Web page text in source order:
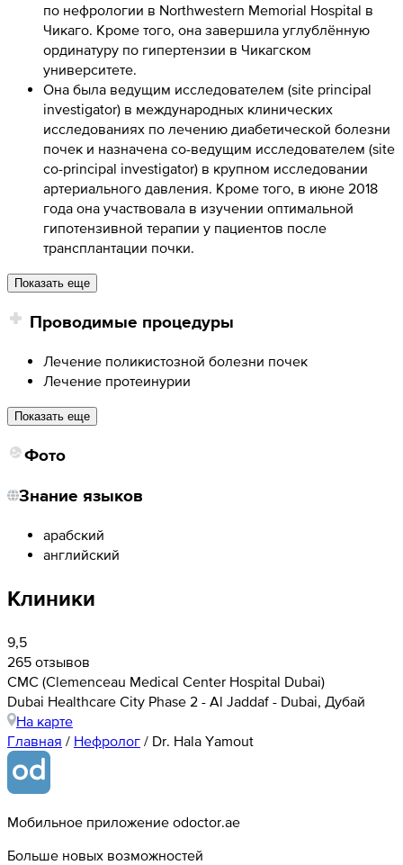
по нефрологии в Northwestern Memorial Hospital в
Чикаго. Кроме того, она завершила углублённую
ординатуру по гипертензии в Чикагском
университете.
Она была ведущим исследователем (site principal
investigator) в международных клинических
исследованиях по лечению диабетической болезни
почек и назначена со-ведущим исследователем (site
co-principal investigator) в крупном исследовании
артериального давления. Кроме того, в июне 2018
года она участвовала в изучении оптимальной
гипотензивной терапии у пациентов после
трансплантации почки.
Показать еще
Проводимые процедуры
Лечение поликистозной болезни почек
Лечение протеинурии
Показать еще
Фото
Знание языков
арабский
английский
Клиники
9,5
265 отзывов
CMC (Clemenceau Medical Center Hospital Dubai)
Dubai Healthcare City Phase 2 - Al Jaddaf - Dubai, Дубай
На карте
Главная / Нефролог / Dr. Hala Yamout
Мобильное приложение odoctor.ae
Больше новых возможностей